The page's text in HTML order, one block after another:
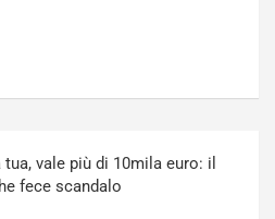
vale più di 10mila euro: il
fece scandalo